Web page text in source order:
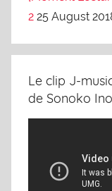
2 25 August
Le clip J-
de Sonoko